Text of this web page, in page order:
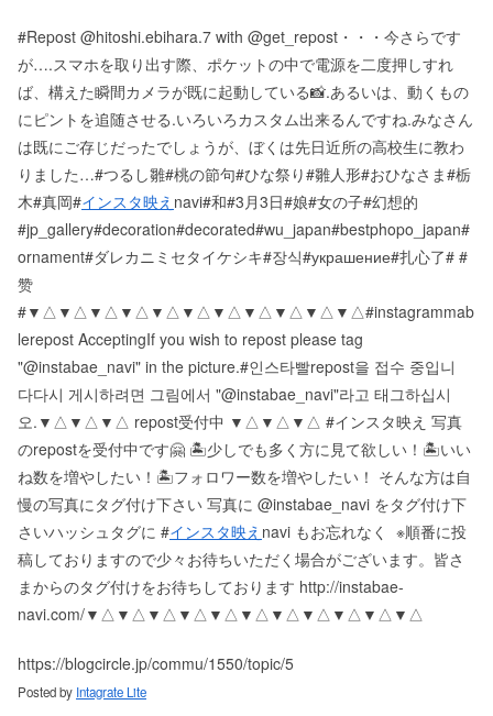
#Repost @hitoshi.ebihara.7 with @get_repost・・・今さらです
が….スマホを取り出す際、ポケットの中で電源を二度押しすれ
ば、構えた瞬間カメラが既に起動している📸.あるいは、動くもの
にピントを追随させる.いろいろカスタム出来るんですね.みなさん
は既にご存じだったでしょうが、ぼくは先日近所の高校生に教わ
りました…#つるし雛#桃の節句#ひな祭り#雛人形#おひなさま#栃
木#真岡#インスタ映え navi#和#3月3日#娘#女の子#幻想的
#jp_gallery#decoration#decorated#wu_japan#bestphopo_japan#
ornament#ダレカニミセタイケシキ#장식#украшение#扎心了# #
赞
# ▼△▼△▼△▼△▼△▼△▼△▼△▼△▼△▼△ #instagrammab
le repost Accepting If you wish to repost please tag
"@instabae_navi" in the picture. #인스타빨 repost을 접수 중입니
다 다시 게시하려면 그림에서 "@instabae_navi"라고 태그하십시
오. ▼△▼△▼△ repost受付中 ▼△▼△▼△ #インスタ映え 写真
のrepostを受付中です🤗 🏝少しでも多く方に見て欲しい！ 🏝いい
ね数を増やしたい！ 🏝フォロワー数を増やしたい！ そんな方は自
慢の写真にタグ付け下さい 写真に @instabae_navi をタグ付け下
さい️ ハッシュタグに #インスタ映え navi もお忘れなく ️ ※順番に投
稿しておりますので少々お待ちいただく場合がございます。 皆さ
まからのタグ付けをお待ちしております http://instabae-
navi.com/ ▼△▼△▼△▼△▼△▼△▼△▼△▼△▼△▼△
https://blogcircle.jp/commu/1550/topic/5
Posted by Intagrate Lite